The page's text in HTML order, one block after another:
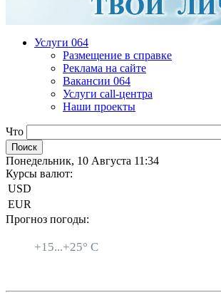
Услуги 064
Размещение в справке
Реклама на сайте
Вакансии 064
Услуги call-центра
Наши проекты
Что
Понедельник, 10 Августа 11:34
Курсы валют:
USD
EUR
Прогноз погоды:
+15...+25° C